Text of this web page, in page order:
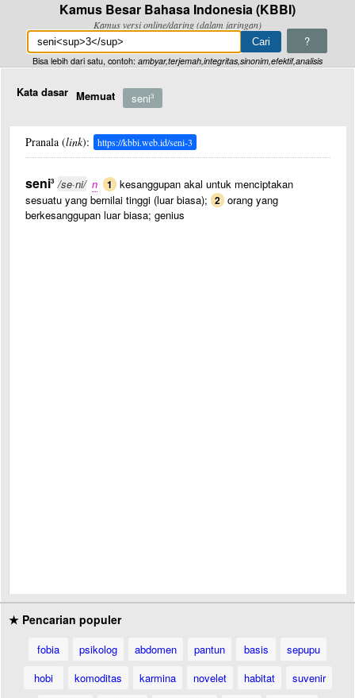
Kamus Besar Bahasa Indonesia (KBBI)
Kamus versi online/daring (dalam jaringan)
?
Bisa lebih dari satu, contoh: ambyar,terjemah,integritas,sinonim,efektif,analisis
Kata dasar Memuat seni3
Pranala (link): https://kbbi.web.id/seni-3
seni3 /se·ni/ n 1 kesanggupan akal untuk menciptakan
sesuatu yang bernilai tinggi (luar biasa); 2 orang yang
berkesanggupan luar biasa; genius
★ Pencarian populer
fobia psikolog abdomen pantun basis
sepupu
hobi
komoditas karmina novelet habitat
suvenir